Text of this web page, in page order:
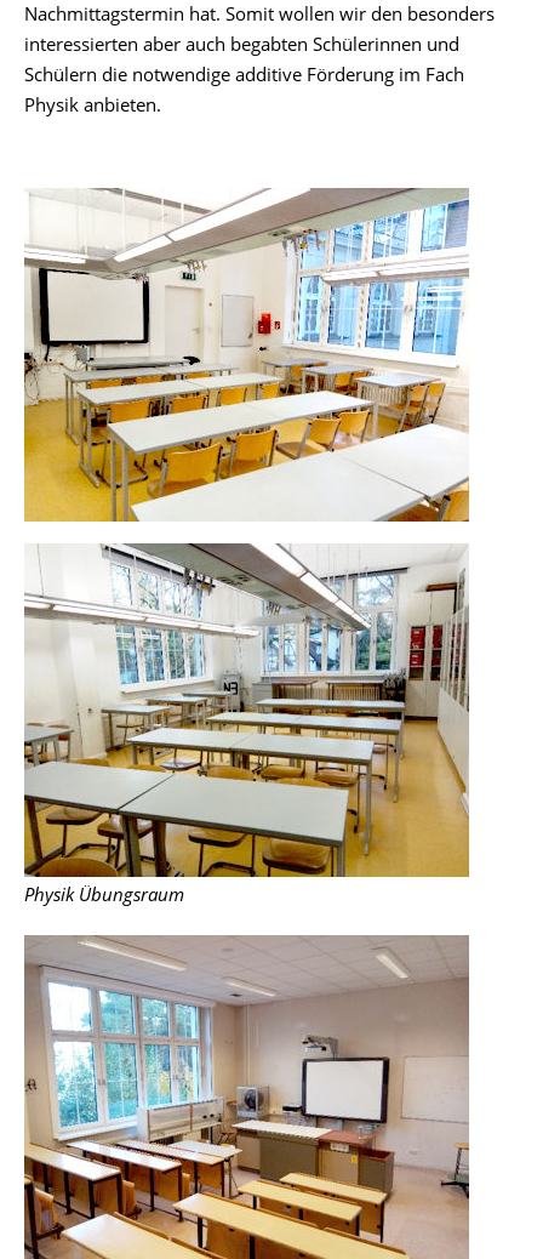
Nachmittagstermin hat. Somit wollen wir den besonders
interessierten aber auch begabten Schülerinnen und
Schülern die notwendige additive Förderung im Fach
Physik anbieten.
Physik Übungsraum